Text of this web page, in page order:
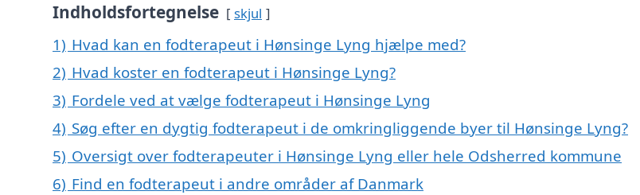
Indholdsfortegnelse skjul
1) Hvad kan en fodterapeut i Hønsinge Lyng hjælpe med?
2) Hvad koster en fodterapeut i Hønsinge Lyng?
3) Fordele ved at vælge fodterapeut i Hønsinge Lyng
4) Søg efter en dygtig fodterapeut i de omkringliggende byer til Hønsinge Lyng?
5) Oversigt over fodterapeuter i Hønsinge Lyng eller hele Odsherred kommune
6) Find en fodterapeut i andre områder af Danmark